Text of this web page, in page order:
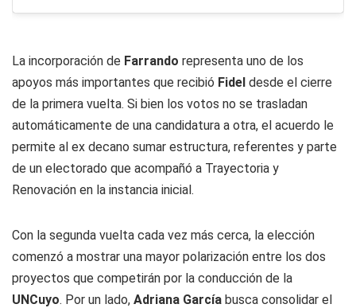
La incorporación de Farrando representa uno de los
apoyos más importantes que recibió Fidel desde el cierre
de la primera vuelta. Si bien los votos no se trasladan
automáticamente de una candidatura a otra, el acuerdo le
permite al ex decano sumar estructura, referentes y parte
de un electorado que acompañó a Trayectoria y
Renovación en la instancia inicial.
Con la segunda vuelta cada vez más cerca, la elección
comenzó a mostrar una mayor polarización entre los dos
proyectos que competirán por la conducción de la
UNCuyo. Por un lado, Adriana García busca consolidar el